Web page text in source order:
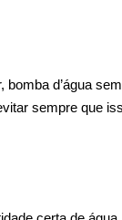
d’água
sempre que